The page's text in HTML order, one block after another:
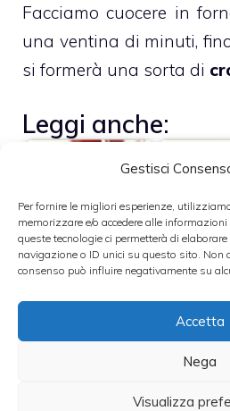
Gestisci
Per fornire le migliori esperienze,
memorizzare e/o accedere alle
queste tecnologie ci permetterà di
navigazione o ID unici su questo sito. Non
consenso può influire negativamente su
Accetta
Nega
Visualizza
Facciamo cuocere in
una ventina di minuti,
si formerà una sorta di
Leggi anche:
Cipolle ripiene al
forno
Torta
Torta